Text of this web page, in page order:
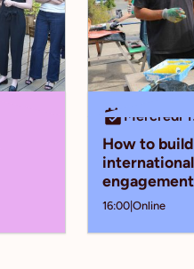
Mercredi
How to
16:00 Online